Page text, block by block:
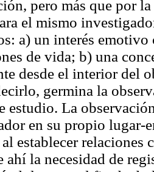
pero más que por
el mismo
a) un interés
de vida; b) una
desde el interior del
germina la
estudio. La
en su propio lugar-
establecer relaciones
ahí la necesidad de